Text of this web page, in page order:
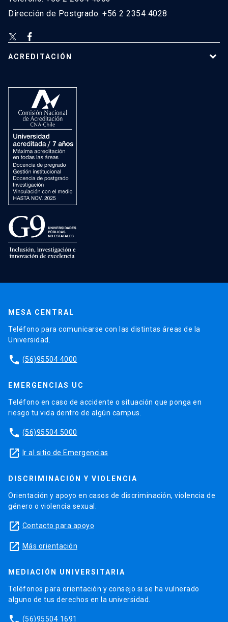
Dirección de Postgrado: +56 2 2354 4028
ACREDITACIÓN
MESA CENTRAL
Teléfono para comunicarse con las distintas áreas de la
Universidad.
phone (56)95504 4000
EMERGENCIAS UC
Teléfono en caso de accidente o situación que ponga en
riesgo tu vida dentro de algún campus.
phone (56)95504 5000
launch Ir al sitio de Emergencias
DISCRIMINACIÓN Y VIOLENCIA
Orientación y apoyo en casos de discriminación, violencia de
género o violencia sexual.
launch Contacto para apoyo
launch Más orientación
MEDIACIÓN UNIVERSITARIA
Teléfonos para orientación y consejo si se ha vulnerado
alguno de tus derechos en la universidad.
(56)95504 1691